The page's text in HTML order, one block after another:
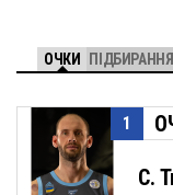
ОЧКИ ПІДБИРАННЯ
1
С.